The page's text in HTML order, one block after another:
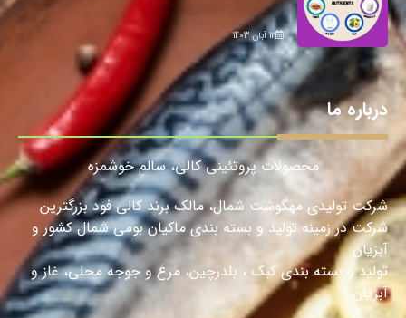
12 آبان 1403
درباره ما
محصولات پروتئینی کالی، سالمِ خوشمزه
شرکت تولیدی مهگوشت شمال، مالک برند کالی فود بزرگترین
شرکت در زمینه تولید و بسته بندی ماکیان بومی شمال کشور و
آبزیان
تولید و بسته بندی کبک ، بلدرچین، مرغ و جوجه محلی، غاز و
آبزیان.